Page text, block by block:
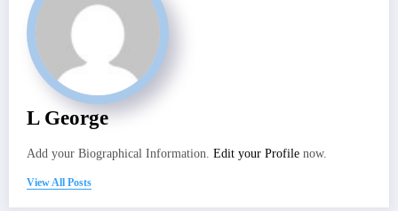
L George
Add your Biographical Information. Edit your Profile now.
View All Posts